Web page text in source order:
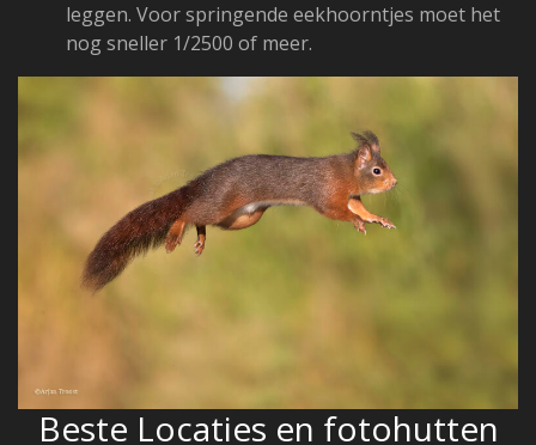
leggen. Voor springende eekhoorntjes moet het
nog sneller 1/2500 of meer.
Beste Locaties en fotohutten